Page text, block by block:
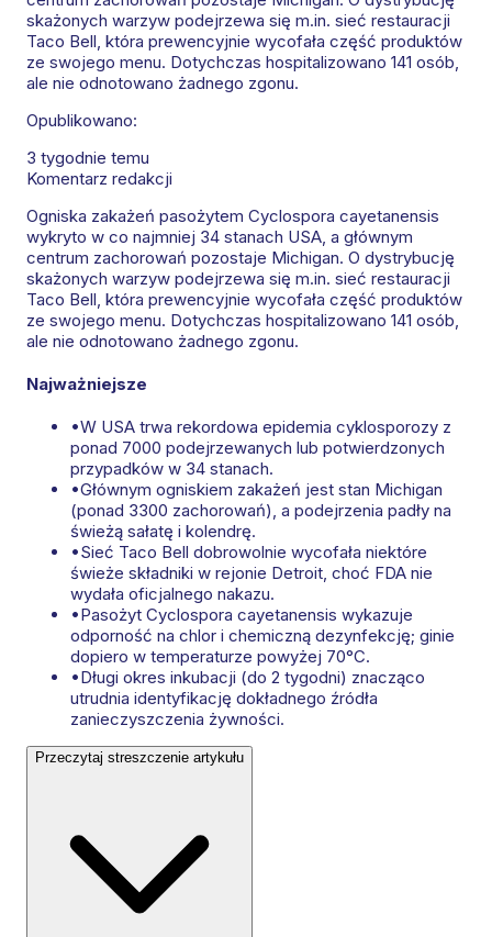
skażonych warzyw podejrzewa się m.in. sieć restauracji
Taco Bell, która prewencyjnie wycofała część produktów
ze swojego menu. Dotychczas hospitalizowano 141 osób,
ale nie odnotowano żadnego zgonu.
Opublikowano:
3 tygodnie temu
Komentarz redakcji
Ogniska zakażeń pasożytem Cyclospora cayetanensis
wykryto w co najmniej 34 stanach USA, a głównym
centrum zachorowań pozostaje Michigan. O dystrybucję
skażonych warzyw podejrzewa się m.in. sieć restauracji
Taco Bell, która prewencyjnie wycofała część produktów
ze swojego menu. Dotychczas hospitalizowano 141 osób,
ale nie odnotowano żadnego zgonu.
Najważniejsze
•W USA trwa rekordowa epidemia cyklosporozy z
ponad 7000 podejrzewanych lub potwierdzonych
przypadków w 34 stanach.
•Głównym ogniskiem zakażeń jest stan Michigan
(ponad 3300 zachorowań), a podejrzenia padły na
świeżą sałatę i kolendrę.
•Sieć Taco Bell dobrowolnie wycofała niektóre
świeże składniki w rejonie Detroit, choć FDA nie
wydała oficjalnego nakazu.
•Pasożyt Cyclospora cayetanensis wykazuje
odporność na chlor i chemiczną dezynfekcję; ginie
dopiero w temperaturze powyżej 70°C.
•Długi okres inkubacji (do 2 tygodni) znacząco
utrudnia identyfikację dokładnego źródła
zanieczyszczenia żywności.
Przeczytaj streszczenie artykułu